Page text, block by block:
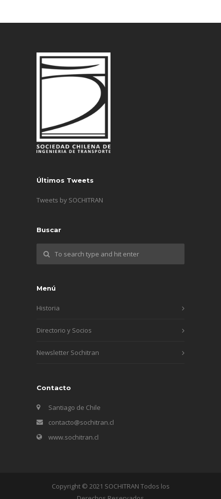
Últimos Tweets
Tweets by SOCHITRAN
Buscar
Menú
Historia
Directorio y Socios
Newsletter Sochitran
Contacto
Santiago de Chile
contacto@sochitran.cl
www.sochitran.cl
Copyright © 2021 SOCHITRAN Todos los